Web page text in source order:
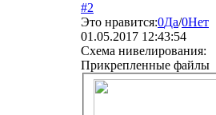
#2
Это нравится:0Да/0Нет
01.05.2017 12:43:54
Схема нивелирования:
Прикрепленные файлы